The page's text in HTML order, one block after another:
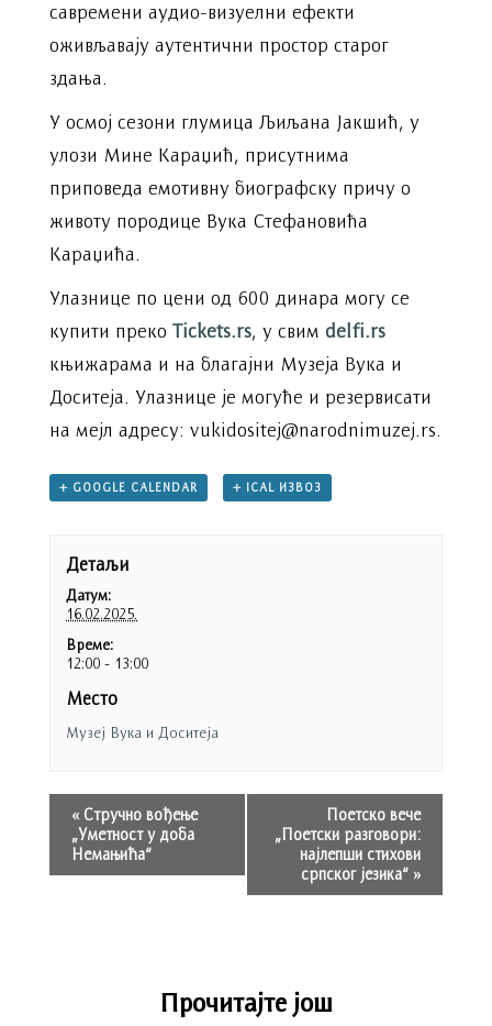
савремени аудио-визуелни ефекти
оживљавају аутентични простор старог
здања.
У осмој сезони глумица Љиљана Јакшић, у
улози Мине Караџић, присутнима
приповеда емотивну биографску причу о
животу породице Вука Стефановића
Караџића.
Улазнице по цени од 600 динара могу се
купити преко Tickets.rs, у свим delfi.rs
књижарама и на благајни Музеја Вука и
Доситеја. Улазнице је могуће и резервисати
на мејл адресу: vukidositej@narodnimuzej.rs.
+ GOOGLE CALENDAR + ICAL ИЗВОЗ
Детаљи
Датум:
16.02.2025.
Време:
12:00 - 13:00
Место
Музеј Вука и Доситеја
«Стручно вођење
„Уметност у доба
Немањића“
Поетско вече
„Поетски разговори:
најлепши стихови
српског језика“ »
Прочитајте још